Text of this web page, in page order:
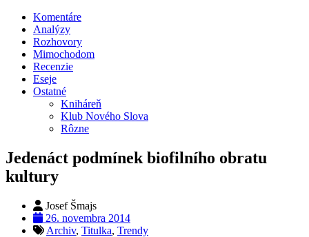
Komentáre
Analýzy
Rozhovory
Mimochodom
Recenzie
Eseje
Ostatné
Kniháreň
Klub Nového Slova
Rôzne
Jedenáct podmínek biofilního obratu
kultury
Josef Šmajs
26. novembra 2014
Archiv, Titulka, Trendy